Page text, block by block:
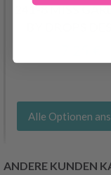
241-8 MISS
BY DROPS
Alle Optionen
ANDERE KUNDEN